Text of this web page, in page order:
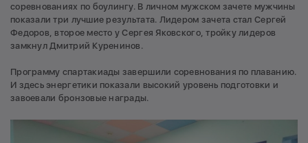
соревнованиях по боулингу. В личном мужском зачете мужчины
показали три лучшие результата. Лидером зачета стал Сергей
Федоров, второе место у Сергея Яковского, тройку лидеров
замкнул Дмитрий Куренинов.
Программу спартакиады завершили соревнования по плаванию.
И здесь энергетики показали высокий уровень подготовки и
завоевали бронзовые награды.